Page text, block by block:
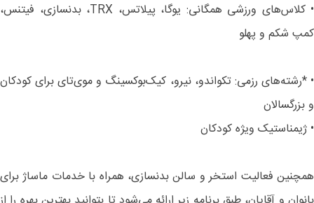
• کلاس‌های ورزشی همگانی: یوگا، پیلاتس، TRX، بدنسازی، فیتنس،
کمپ شکم و پهلو
• *رشته‌های رزمی: تکواندو، نیرو، کیک‌بوکسینگ و موی‌تای برای کودکان
و بزرگسالان
• ژیمناستیک ویژه کودکان
همچنین فعالیت استخر و سالن بدنسازی، همراه با خدمات ماساژ برای